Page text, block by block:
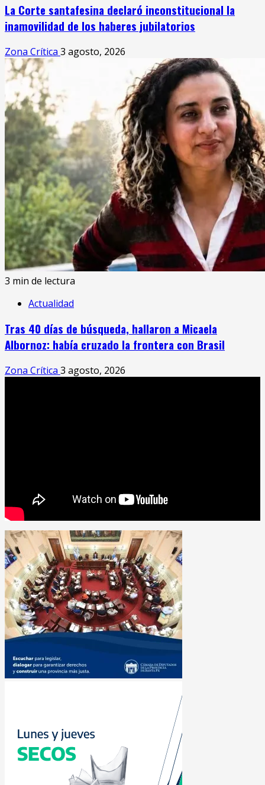
La Corte santafesina declaró inconstitucional la
inamovilidad de los haberes jubilatorios
Zona Crítica 3 agosto, 2026
3 min de lectura
Actualidad
Tras 40 días de búsqueda, hallaron a Micaela
Albornoz: había cruzado la frontera con Brasil
Zona Crítica 3 agosto, 2026